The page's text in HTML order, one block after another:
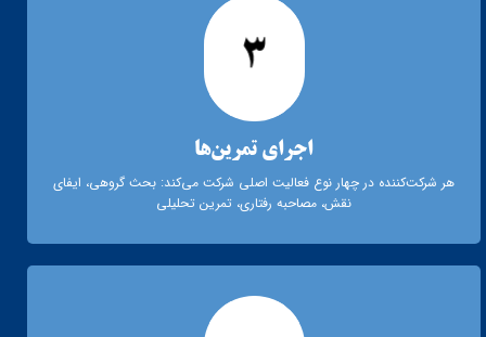
اجرای تمرین‌ها
هر شرکت‌کننده در چهار نوع فعالیت اصلی شرکت می‌کند: بحث گروهی، ایفای
نقش، مصاحبه رفتاری، تمرین تحلیلی